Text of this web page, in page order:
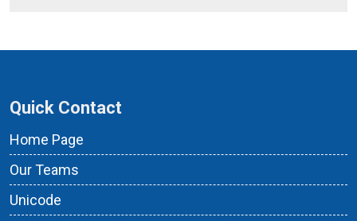
Quick Contact
Home Page
Our Teams
Unicode